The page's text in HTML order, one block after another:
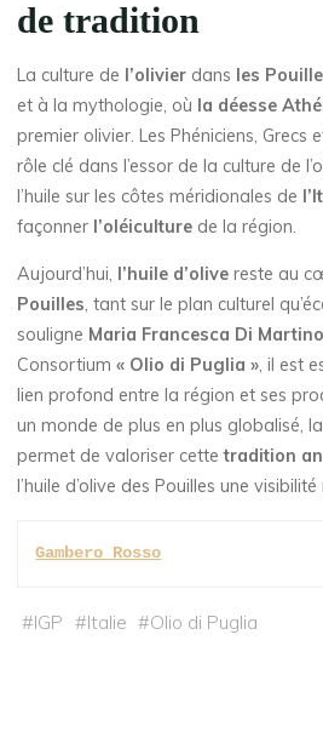
de tradition
La culture de l’olivier dans les
et à la mythologie, où la déesse
premier olivier. Les Phéniciens, Grecs
rôle clé dans l’essor de la culture de
l’huile sur les côtes méridionales de
façonner l’oléiculture de la région.
Aujourd’hui, l’huile d’olive reste au
Pouilles, tant sur le plan culturel
souligne Maria Francesca Di
Consortium« Olio di Puglia », il est
lien profond entre la région et ses
un monde de plus en plus globalisé,
permet de valoriser cettetradition
l’huile d’olive des Pouilles une
Gambero Rosso
#IGP #Italie #Olio di Puglia